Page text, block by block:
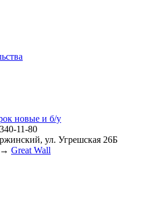
11-80
ул. Угрешская 26Б
→ Great Wall